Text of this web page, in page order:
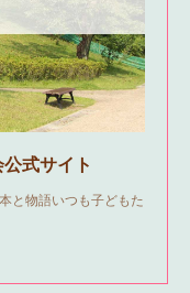
式サイト
と物語 ​いつも子どもた